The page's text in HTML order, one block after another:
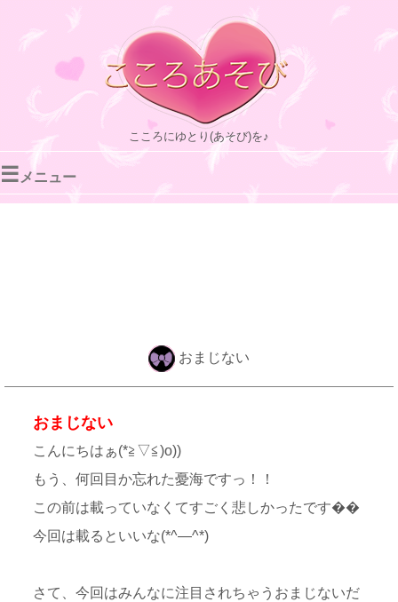
こころにゆとり(あそび)を♪
☰ メニュー
おまじない
おまじない
こんにちはぁ(*≧▽≦)o))
もう、何回目か忘れた憂海ですっ！！
この前は載っていなくてすごく悲しかったです��
今回は載るといいな(*^—^*)
さて、今回はみんなに注目されちゃうおまじないだ